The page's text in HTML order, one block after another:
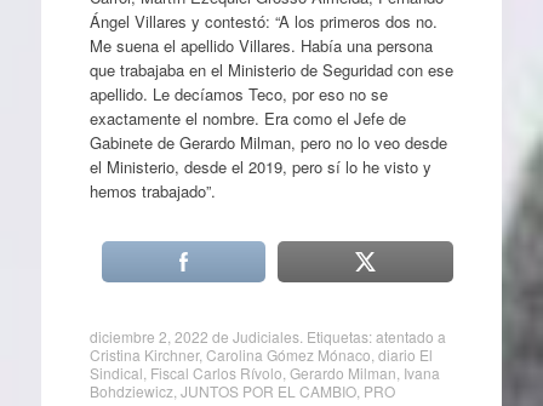
Ángel Villares y contestó: “A los primeros dos no.
Me suena el apellido Villares. Había una persona
que trabajaba en el Ministerio de Seguridad con ese
apellido. Le decíamos Teco, por eso no se
exactamente el nombre. Era como el Jefe de
Gabinete de Gerardo Milman, pero no lo veo desde
el Ministerio, desde el 2019, pero sí lo he visto y
hemos trabajado”.
diciembre 2, 2022 de Judiciales. Etiquetas:atentado a
Cristina Kirchner, Carolina Gómez Mónaco diario El
Sindical Fiscal Carlos Rívolo Gerardo Milman Ivana
Bohdziewicz, JUNTOS POR EL CAMBIO, PRO